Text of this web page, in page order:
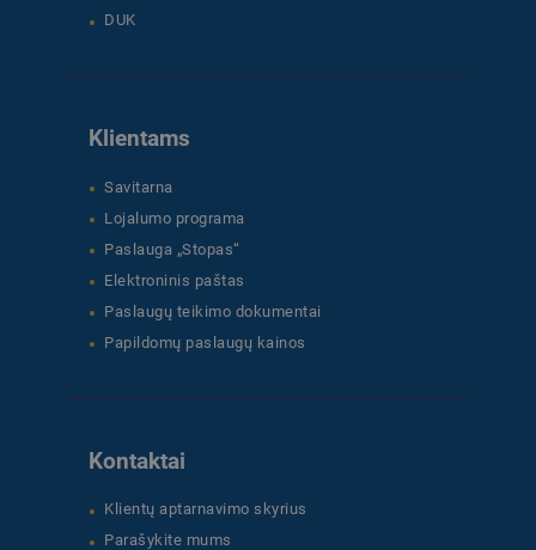
DUK
Klientams
Savitarna
Lojalumo programa
Paslauga „Stopas“
Elektroninis paštas
Paslaugų teikimo dokumentai
Papildomų paslaugų kainos
Kontaktai
Klientų aptarnavimo skyrius
Parašykite mums